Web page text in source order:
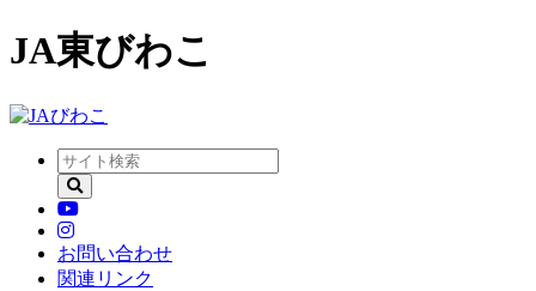
JA東びわこ
お問い合わせ
関連リンク